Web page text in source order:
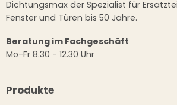
Dichtungsmax der Spezialist für
Fenster und Türen bis 50 Jahre.
Beratung im Fachgeschäft
Mo-Fr 8.30 - 12.30 Uhr
Produkte